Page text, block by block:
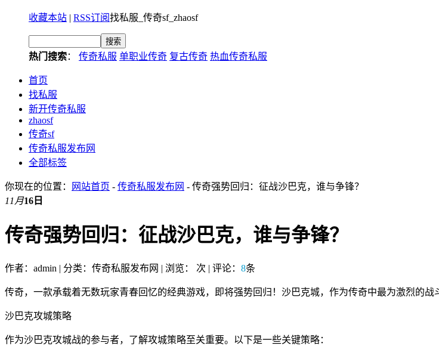
收藏本站 | RSS订阅找私服_传奇sf_zhaosf
热门搜索： 传奇私服 单职业传奇 复古传奇 热血传奇私服
首页
找私服
新开传奇私服
zhaosf
传奇sf
传奇私服发布网
全部标签
你现在的位置： 网站首页 - 传奇私服发布网 - 传奇强势回归：征战沙巴克，谁与争锋？
11月16日
传奇强势回归：征战沙巴克，谁与争锋？
作者：admin | 分类：传奇私服发布网 | 浏览： 次 | 评论： 8条
传奇，一款承载着无数玩家青春回忆的经典游戏，即将强势回归！沙巴克城，作为传奇中最为激烈的
沙巴克攻城策略
作为沙巴克攻城战的参与者，了解攻城策略至关重要。以下是一些关键策略：